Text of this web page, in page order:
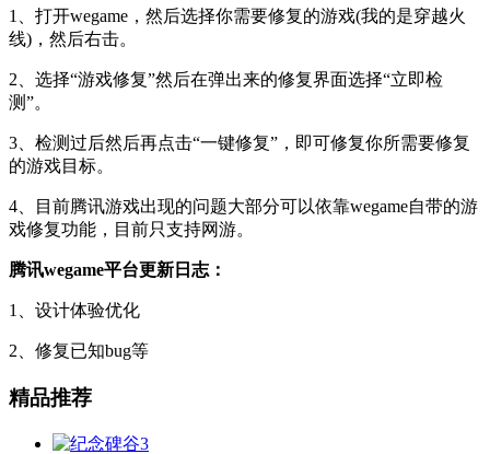
1、打开wegame，然后选择你需要修复的游戏(我的是穿越火
线)，然后右击。
2、选择“游戏修复”然后在弹出来的修复界面选择“立即检
测”。
3、检测过后然后再点击“一键修复”，即可修复你所需要修复
的游戏目标。
4、目前腾讯游戏出现的问题大部分可以依靠wegame自带的游
戏修复功能，目前只支持网游。
腾讯wegame平台更新日志：
1、设计体验优化
2、修复已知bug等
精品推荐